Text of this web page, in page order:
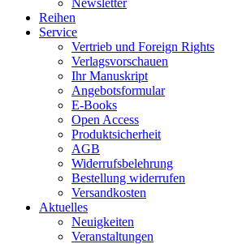
Newsletter
Reihen
Service
Vertrieb und Foreign Rights
Verlagsvorschauen
Ihr Manuskript
Angebotsformular
E-Books
Open Access
Produktsicherheit
AGB
Widerrufsbelehrung
Bestellung widerrufen
Versandkosten
Aktuelles
Neuigkeiten
Veranstaltungen